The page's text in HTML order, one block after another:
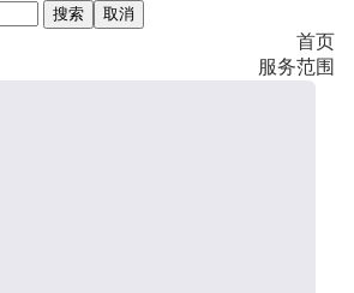
搜索 取消
首页
服务范围